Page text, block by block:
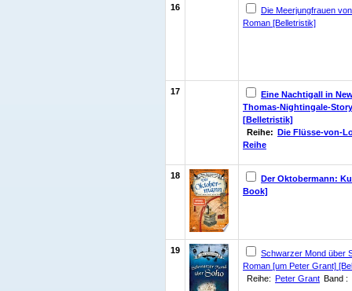
16
Die Meerjungfrauen
Roman [Belletristik]
17
Eine Nachtigall in
Thomas-Nightingale-Story
[Belletristik]
Reihe: Die Flüsse-von-
Reihe
18
Der Oktobermann:
Book]
19
Schwarzer Mond über
Roman [um Peter Grant]
Reihe: Peter Grant Band :